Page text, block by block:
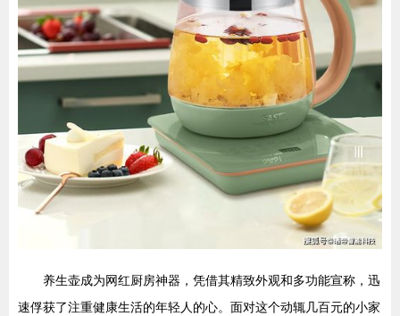
养生壶成为网红厨房神器，凭借其精致外观和多功能宣称，迅
速俘获了注重健康生活的年轻人的心。面对这个动辄几百元的小家